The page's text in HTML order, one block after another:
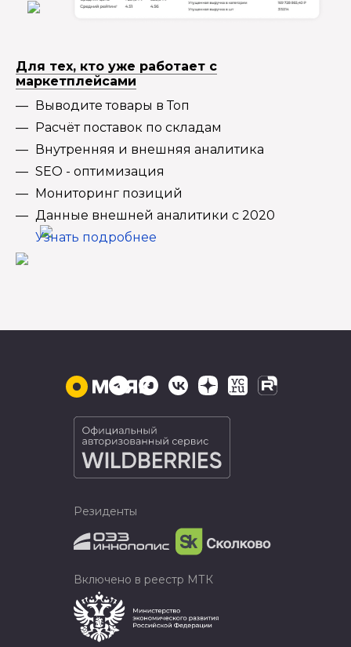
Для тех, кто уже работает с
маркетплейсами
Выводите товары в Топ
Расчёт поставок по складам
Внутренняя и внешняя аналитика
SEO - оптимизация
Мониторинг позиций
Данные внешней аналитики с 2020
Узнать подробнее
Резиденты
Включено в реестр МТК